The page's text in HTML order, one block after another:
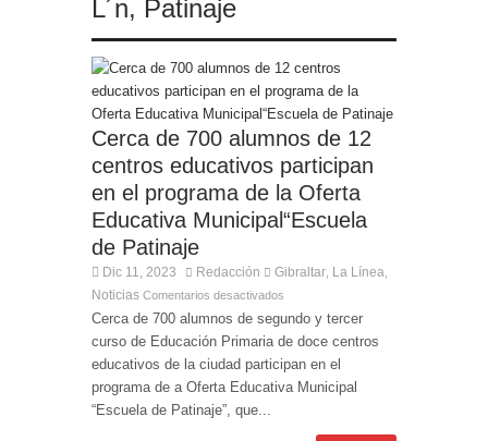
obtenido el nivel de inglés C2
El Ministro Feetham refuerza la presencia
Canadá
Entrega de la Medalla de la Policía del Territorio
de Ultramar al inspector jubilado Xavi Buhagiar
Presentado el IV Torneo de Fútbol Senior Alcalde
de San Roque, que se disputa la semana
próxima
L´n, Patinaje
Cerca de 700 alumnos de 12
centros educativos participan
en el programa de la Oferta
Educativa Municipal“Escuela
de Patinaje
Dic 11, 2023 Redacción Gibraltar La Línea
Noticias Comentarios desactivados
Cerca de 700 alumnos de segundo y tercer
curso de Educación Primaria de doce centros
educativos de la ciudad participan en el
programa de a Oferta Educativa Municipal
“Escuela de Patinaje”, que...